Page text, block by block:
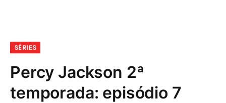
SÉRIES
Percy Jackson 2ª
temporada: episódio 7